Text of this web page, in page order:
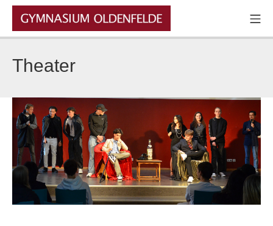
Zum
Inhalt
springen
GYMNASIUM OLDENFELDE
Theater